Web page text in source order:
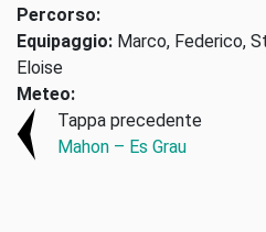
Percorso:
Equipaggio: Marco, Federico,
Eloise
Meteo:
Tappa precedente
Mahon – Es Grau